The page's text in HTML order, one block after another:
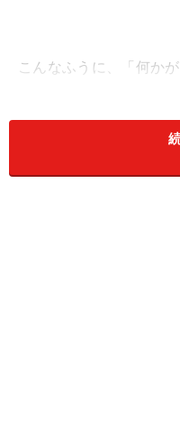
こんなふうに、「何か
行しているかもしれま
兆候」に対して、あな